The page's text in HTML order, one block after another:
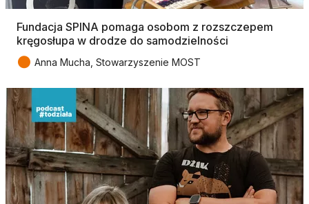
Fundacja SPINA pomaga osobom z rozszczepem
kręgosłupa w drodze do samodzielności
● Anna Mucha, Stowarzyszenie MOST